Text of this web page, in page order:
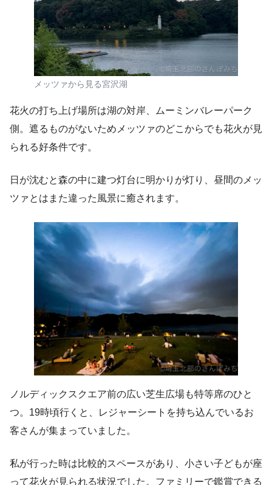
メッツァから見る宮沢湖
花火の打ち上げ場所は湖の対岸、ムーミンバレーパーク
側。遮るものがないためメッツァのどこからでも花火が見
られる好条件です。
日が沈むと森の中に建つ灯台に明かりが灯り、昼間のメッ
ツァとはまた違った風景に癒されます。
ノルディックスクエア前の広い芝生広場も特等席のひと
つ。19時頃行くと、レジャーシートを持ち込んでいるお
客さんが集まっていました。
私が行った時は比較的スペースがあり、小さい子どもが座
って花火が見られる状況でした。ファミリーで鑑賞できる